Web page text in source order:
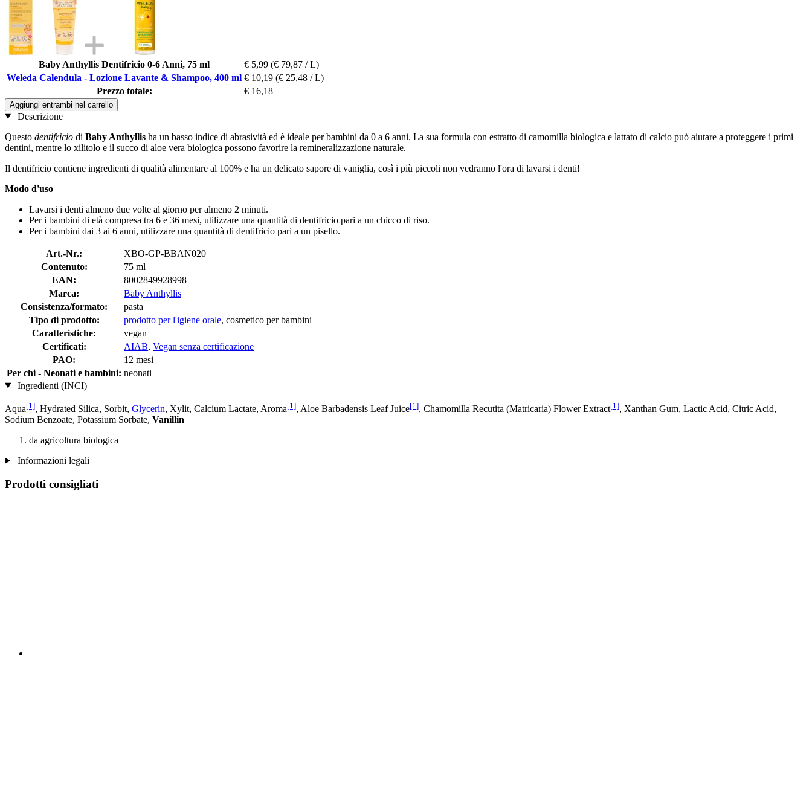
Baby Anthyllis Dentifricio 0-6 Anni, 75 ml € 5,99 (€ 79,87 / L)
Weleda Calendula - Lozione Lavante & Shampoo, 400 ml € 10,19 (€ 25,48 / L)
Prezzo totale:
€ 16,18
Aggiungi entrambi nel carrello
Descrizione
Questo dentifricio di Baby Anthyllis ha un basso indice di abrasività ed è ideale per bambini da 0 a 6 anni. La sua formula con estratto di camomilla biologica e lattato di calcio può aiutare a proteggere i primi
dentini, mentre lo xilitolo e il succo di aloe vera biologica possono favorire la remineralizzazione naturale.
Il dentifricio contiene ingredienti di qualità alimentare al 100% e ha un delicato sapore di vaniglia, così i più piccoli non vedranno l'ora di lavarsi i denti!
Modo d'uso
Lavarsi i denti almeno due volte al giorno per almeno 2 minuti.
Per i bambini di età compresa tra 6 e 36 mesi, utilizzare una quantità di dentifricio pari a un chicco di riso.
Per i bambini dai 3 ai 6 anni, utilizzare una quantità di dentifricio pari a un pisello.
Art.-Nr.:
XBO-GP-BBAN020
Contenuto:
75 ml
EAN:
8002849928998
Marca:
Baby Anthyllis
Consistenza/formato:
pasta
Tipo di prodotto:
prodotto per l'igiene orale, cosmetico per bambini
Caratteristiche:
vegan
Certificati:
AIAB, Vegan senza certificazione
PAO:
12 mesi
Per chi - Neonati e bambini: neonati
Ingredienti (INCI)
Aqua[1], Hydrated Silica, Sorbit, Glycerin, Xylit, Calcium Lactate, Aroma[1], Aloe Barbadensis Leaf Juice[1], Chamomilla Recutita (Matricaria) Flower Extract[1], Xanthan Gum, Lactic Acid, Citric Acid,
Sodium Benzoate, Potassium Sorbate, Vanillin
da agricoltura biologica
Informazioni legali
Prodotti consigliati